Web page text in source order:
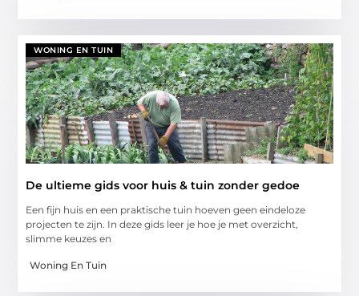
WONING EN TUIN
De ultieme gids voor huis & tuin zonder gedoe
Een fijn huis en een praktische tuin hoeven geen eindeloze
projecten te zijn. In deze gids leer je hoe je met overzicht,
slimme keuzes en
Woning En Tuin